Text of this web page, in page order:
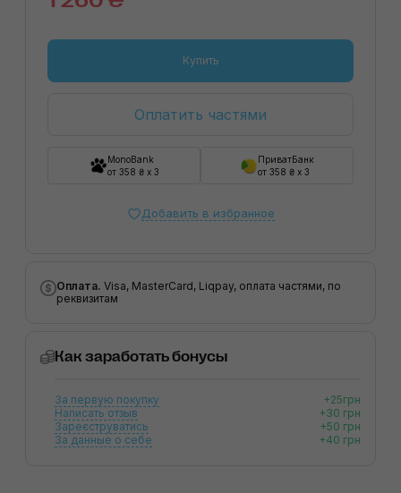
Купить
Оплатить частями
MonoBank
от 358 ₴ x 3
ПриватБанк
от 358 ₴ x 3
Добавить в избранное
Оплата. Visa, MasterCard, Liqpay, оплата частями, по
реквизитам
Как заработать бонусы
За первую покупку
+25грн
Написать отзыв
+30 грн
Зареєструватись
+50 грн
За данные о себе
+40 грн